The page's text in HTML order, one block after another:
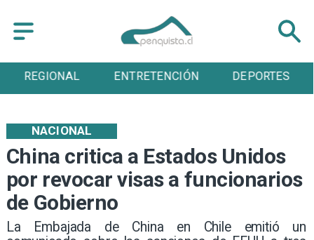
ENTRETENCIÓN DEPORTES CULTURA
China critica a Estados Unidos
por revocar visas a funcionarios
de Gobierno
La Embajada de China en Chile emitió un
NACIONAL